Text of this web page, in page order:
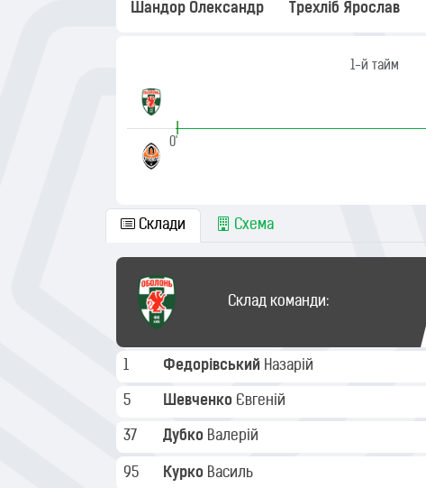
Шандор Олександр
Трехліб Ярослав
1-й тайм
|
0'
Склади Схема
Склад команди:
1 Федорівський Назарій
5 Шевченко Євгеній
37 Дубко Валерій
95 Курко Василь